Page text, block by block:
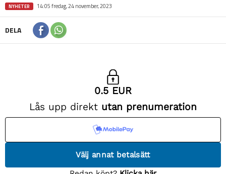
NYHETER 14:05 fredag, 24 november, 2023
DELA